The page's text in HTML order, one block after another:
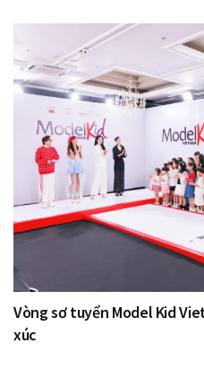
Vòng sơ tuyển Model Kid
xúc